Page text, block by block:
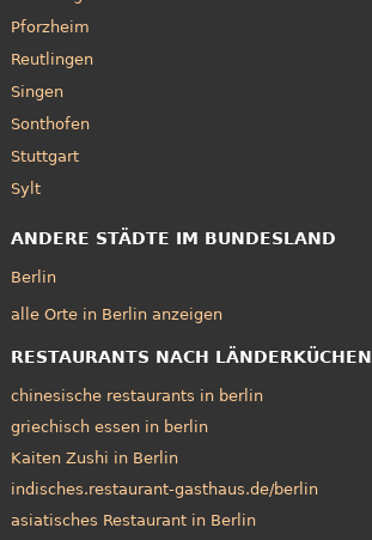
Pforzheim
Reutlingen
Singen
Sonthofen
Stuttgart
Sylt
ANDERE STÄDTE IM BUNDESLAND
Berlin
alle Orte in Berlin anzeigen
RESTAURANTS NACH LÄNDERKÜCHEN
chinesische restaurants in berlin
griechisch essen in berlin
Kaiten Zushi in Berlin
indisches.restaurant-gasthaus.de/berlin
asiatisches Restaurant in Berlin